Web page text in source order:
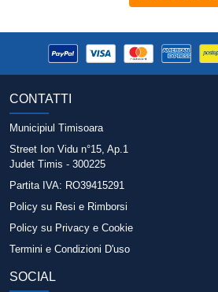
CONTATTI
Municipiul Timisoara
Street Ion Vidu n°15, Ap.1
Judet Timis - 300225
Partita IVA: RO39415291
Policy su Resi e Rimborsi
Policy su Privacy e Cookie
Termini e Condizioni D'uso
SOCIAL